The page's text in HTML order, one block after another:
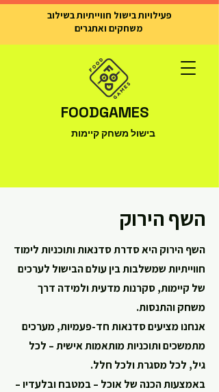
פעילויות בישול חווייתיות בשילוב
משחקים ואתגרים
FOODGAMES
השף הירוק
השף הירוק היא סדרת סדנאות ותוכניות לימוד
חווייתיות שמשלבות בין עולם הבישול לערכים
של קיימות, סקרנות מדעית ולמידה דרך
משחק והתנסות.
אנחנו מציעים סדנאות חד-פעמיות, מערכים
מתמשכים ותוכניות מותאמות אישית – לכל
גיל, לכל מסגרת ולכל חלל.
באמצעות הכנה של אוכל – במטבח ובלעדיו –